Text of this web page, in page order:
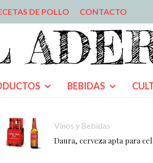
DE POLLO CONTACTO
BEBIDAS
Vinos y Bebidas
Daura, cerveza apta para